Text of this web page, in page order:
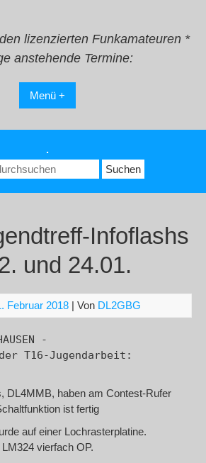
lizenzierten Funkamateuren *
anstehende Termine:
Menü +
.
Infoflashs
und 24.01.
Februar 2018 | Von DL2GBG
-
T16-Jugendarbeit:
DL4MMB, haben am Contest-Rufer
ist fertig
auf einer Lochrasterplatine.
vierfach OP.